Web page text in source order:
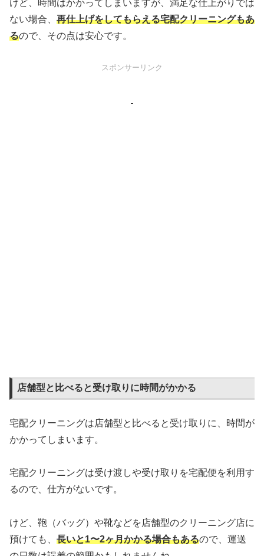
けど、時間はかかってしまいますが、満足な仕上がりでは
ない場合、 再仕上げをしてもらえる宅配クリーニングもあ
るので、その点は安心です。
スポンサーリンク
店舗型と比べると受け取りに時間がかかる
宅配クリーニングは店舗型と比べると受け取りに、時間が
かかってしまいます。
宅配クリーニングは受け渡しや受け取りを宅配便を利用す
るので、仕方がないです。
けど、鞄（バッグ）や靴などを店舗型のクリーニング店に
預けても、 長いと1〜2ヶ月かかる場合もあるので、運送